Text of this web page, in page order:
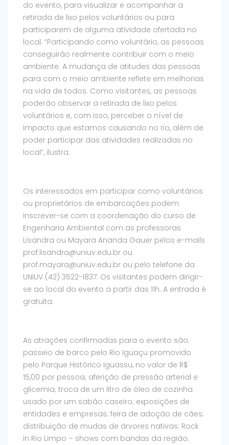
do evento, para visualizar e acompanhar a
retirada de lixo pelos voluntários ou para
participarem de alguma atividade ofertada no
local. “Participando como voluntário, as pessoas
conseguirão realmente contribuir com o meio
ambiente. A mudança de atitudes das pessoas
para com o meio ambiente reflete em melhorias
na vida de todos. Como visitantes, as pessoas
poderão observar a retirada de lixo pelos
voluntários e, com isso, perceber o nível de
impacto que estamos causando no rio, além de
poder participar das atividades realizadas no
local”, ilustra.
Os interessados em participar como voluntários
ou proprietários de embarcações podem
inscrever-se com a coordenação do curso de
Engenharia Ambiental com as professoras
Lisandra ou Mayara Ananda Gauer pelos e-mails
prof.lisandra@uniuv.edu.br ou
prof.mayara@uniuv.edu.br ou pelo telefone da
UNIUV (42) 3522-1837. Os visitantes podem dirigir-
se ao local do evento a partir das 11h. A entrada é
gratuita.
As atrações confirmadas para o evento são:
passeio de barco pelo Rio Iguaçu promovido
pelo Parque Histórico Iguassu, no valor de R$
15,00 por pessoa; aferição de pressão arterial e
glicemia; troca de um litro de óleo de cozinha
usado por um sabão caseiro; exposições de
entidades e empresas; feira de adoção de cães;
distribuição de mudas de árvores nativas; Rock
in Rio Limpo – shows com bandas da região;